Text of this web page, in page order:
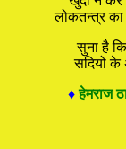
लोकतन्त्र का
सुना है
सदियों के
♦हेमराज